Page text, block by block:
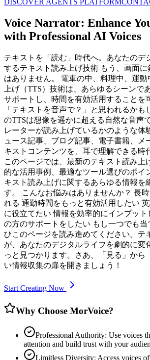
DISCOVER AGENTS PLATFORM
Voice Narrator: Enhance
with Professional AI Voices
テキストを「読む」時代へ。あなたのデ
するテキスト読み上げ技術 もう、画面
はありません。 電車の中、料理中、運動
上げ（TTS）技術は、あらゆるシーンで
サポートし、時間を有効活用することを
「テキストを音声で？」と思われるかも
のTTSは想像を遥かに超える自然な音声
レーターが読み上げているかのような体
ュース記事、ブログ記事、電子書籍、メ
キストコンテンツを、耳で理解できる時
このページでは、最新のテキスト読み上
的な活用事例、最適なツール選びのポイ
キスト読み上げに関するあらゆる情報を
す。 こんなお悩みはありませんか？ 長
れる 通勤時間をもっと有効活用したい
に役立てたい 情報を効率的にインプッ
の方のサポートをしたい もし一つでも
ひこのページを読み進めてください。テ
が、あなたのデジタルライフを劇的に変
っと見つかります。さあ、「見る」から
い情報収集の扉を開きましょう！
Start Creating Now
Why Choose MorVoice?
Professional Authority: Use voices
attention and build trust with your
Limitless Diversity: Access voices of